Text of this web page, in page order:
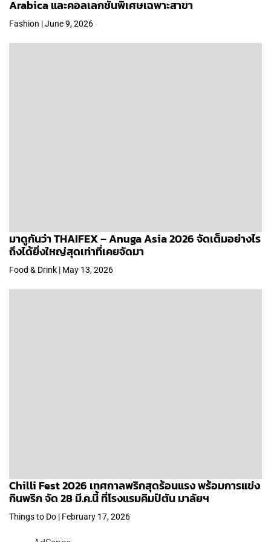
Arabica และคอลเลกชันพิเศษเฉพาะสาขา
Fashion | June 9, 2026
มาดูกันว่า THAIFEX – Anuga Asia 2026 จัดเต็มอย่างไร
ถึงได้ยิ่งใหญ่สุดเท่าที่เคยจัดมา
Food & Drink | May 13, 2026
Chilli Fest 2026 เทศกาลพริกสุดร้อนแรง พร้อมการแข่ง
กินพริก จัด 28 มี.ค.นี้ ที่โรงแรมคิมป์ตัน มาลัยฯ
Things to Do | February 17, 2026